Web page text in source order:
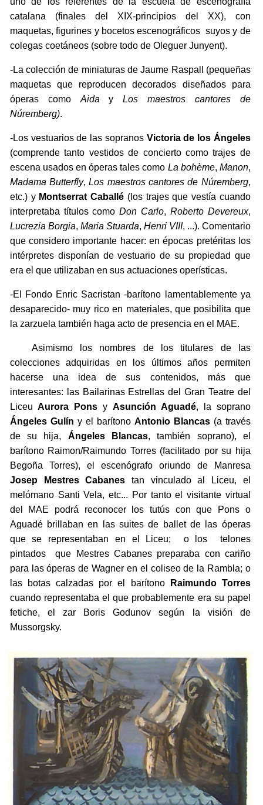
catalana (finales del XIX-principios del XX), con
maquetas, figurines y bocetos escenográficos suyos y de
colegas coetáneos (sobre todo de Oleguer Junyent).
-La colección de miniaturas de Jaume Raspall (pequeñas
maquetas que reproducen decorados diseñados para
óperas como Aida yLos maestros cantores de
Núremberg).
-Los vestuarios de las sopranos Victoria de los Ángeles
(comprende tanto vestidos de concierto como trajes de
escena usados en óperas tales como La bohème, Manon,
Madama Butterfly,Los maestros cantores de Núremberg,
etc.) y Montserrat Caballé (los trajes que vestía cuando
interpretaba títulos comoDon Carlo, Roberto Devereux,
Lucrezia Borgia, Maria Stuarda, Henri VIII, ...). Comentario
que considero importante hacer: en épocas pretéritas los
intérpretes disponían de vestuario de su propiedad que
era el que utilizaban en sus actuaciones operísticas.
-El Fondo Enric Sacristan -barítono lamentablemente ya
desaparecido- muy rico en materiales, que posibilita que
la zarzuela también haga acto de presencia en el MAE.
Asimismo los nombres de los titulares de las
colecciones adquiridas en los últimos años permiten
hacerse una idea de sus contenidos, más que
interesantes: las Bailarinas Estrellas del Gran Teatre del
Liceu Aurora Ponsy Asunción Aguadé, la soprano
Ángeles Gulín y el barítono Antonio Blancas(a través
de su hija, Ángeles Blancas, también soprano), el
barítono Raimon/Raimundo Torres (facilitado por su hija
Begoña Torres), el escenógrafo oriundo de Manresa
Josep Mestres Cabanes tan vinculado al Liceu, el
melómano Santi Vela, etc... Por tanto el visitante virtual
del MAE podrá reconocer los tutús con que Pons o
Aguadé brillaban en las suites de ballet de las óperas
que se representaban en el Liceu; o los telones
pintados que Mestres Cabanes preparaba con cariño
para las óperas de Wagner en el coliseo de la Rambla; o
las botas calzadas por el barítono
Raimundo Torres
cuando representaba el que probablemente era su papel
fetiche, el zar Boris Godunov según la visión de
Mussorgsky.